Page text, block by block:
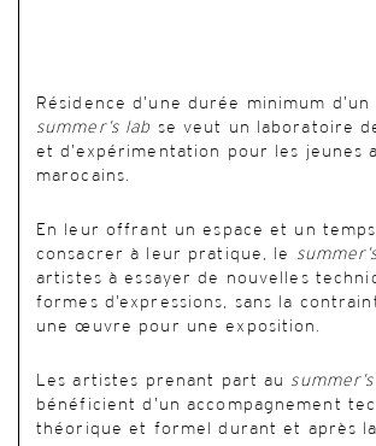
Résidence d’une durée minimum d’un
summer’s lab se veut un laboratoire
et d’expérimentation pour les jeunes
marocains.
En leur offrant un espace et un
consacrer à leur pratique, le
artistes à essayer de nouvelles
formes d’expressions, sans la
une œuvre pour une exposition.
Les artistes prenant part au
bénéficient d’un accompagnement
théorique et formel durant et après